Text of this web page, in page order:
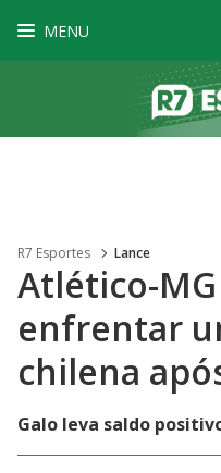
MENU
R7 Esportes Lance
Atlético-
enfrentar
chilena
Galo leva saldo